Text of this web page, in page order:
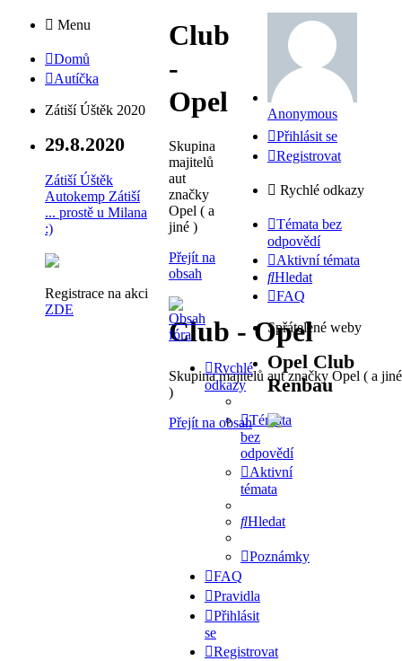
Menu
Domů
Autíčka
Zátiší Úštěk 2020
29.8.2020
Zátiší Úštěk
Autokemp Zátiší
... prostě u Milana
:)
Registrace na akci
ZDE
Club
-
Opel
Skupina
majitelů
aut
značky
Opel ( a
jiné )
Přejít na
obsah
Club - Opel
Skupina majitelů aut značky Opel ( a jiné
)
Přejít na obsah
Rychlé
odkazy
Témata
bez
odpovědí
Aktivní
témata
Hledat
Poznámky
FAQ
Pravidla
Přihlásit
se
Registrovat
Anonymous
Přihlásit se
Registrovat
Rychlé odkazy
Témata bez
odpovědí
Aktivní témata
Hledat
FAQ
Spřátelené weby
Opel Club
Renbau